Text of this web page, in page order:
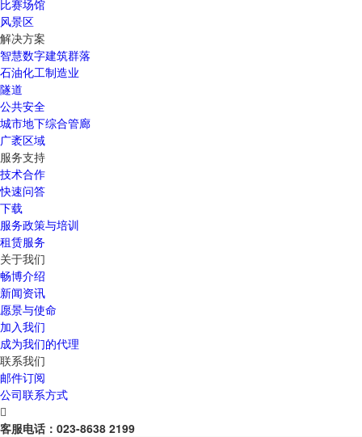
比赛场馆
风景区
解决方案
智慧数字建筑群落
石油化工制造业
隧道
公共安全
城市地下综合管廊
广袤区域
服务支持
技术合作
快速问答
下载
服务政策与培训
租赁服务
关于我们
畅博介绍
新闻资讯
愿景与使命
加入我们
成为我们的代理
联系我们
邮件订阅
公司联系方式

客服电话： 023-8638 2199